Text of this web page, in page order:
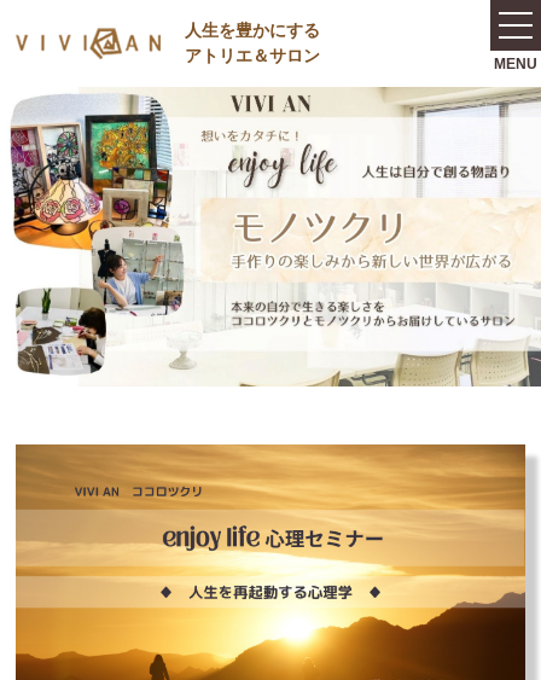
⼈⽣を豊かにする
アトリエ＆サロン